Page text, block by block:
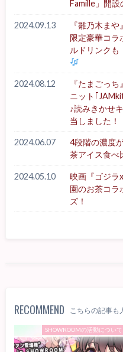
Famille」開設
2024.09.13
『雛乃木ま
限定豪華コラ
ルドリンク
2024.08.12
『たまごっ
ニット｢
♪読みきかせ
当しました！
2024.06.07
4段階の濃度
茶アイス食べ
2024.05.10
映画『ゴジラ
園のお茶コラ
ズ！
RECOMMEND こちらの記事も
SHOWROOMの活動について